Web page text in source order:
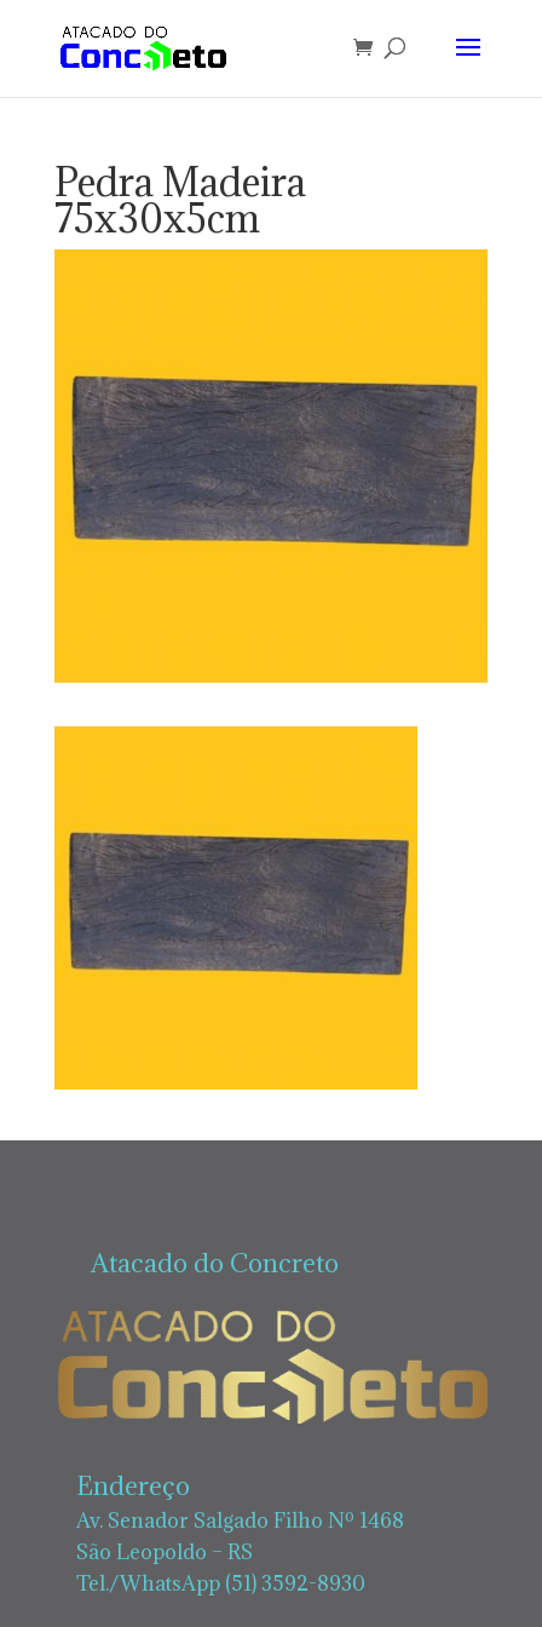
Pedra Madeira
75x30x5cm
Atacado do Concreto
Endereço
Av. Senador Salgado Filho Nº 1468
São Leopoldo – RS
Tel./WhatsApp (51) 3592-8930